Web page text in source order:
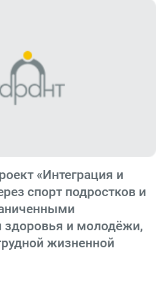
«Интеграция и
спорт подростков и
и молодёжи,
жизненной